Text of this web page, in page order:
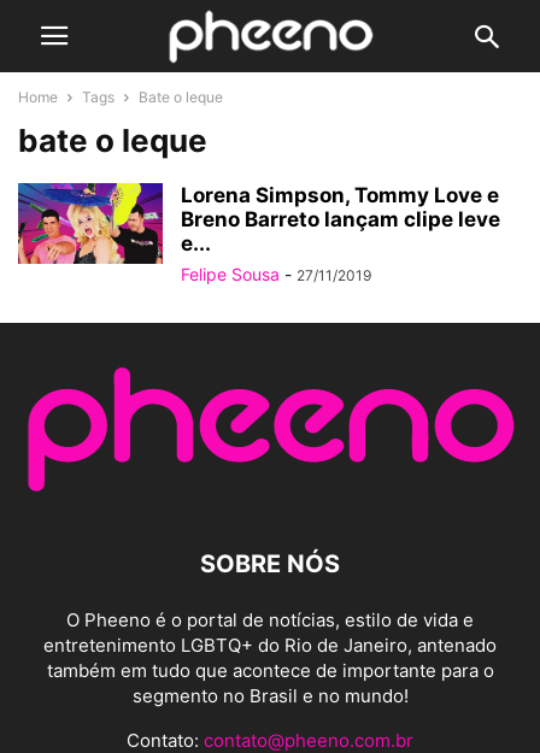
Home Tags Bate o leque
bate o leque
Lorena Simpson, Tommy Love e
Breno Barreto lançam clipe leve
e...
Felipe Sousa - 27/11/2019
SOBRE NÓS
O Pheeno é o portal de notícias, estilo de vida e
entretenimento LGBTQ+ do Rio de Janeiro, antenado
também em tudo que acontece de importante para o
segmento no Brasil e no mundo!
Contato: contato@pheeno.com.br